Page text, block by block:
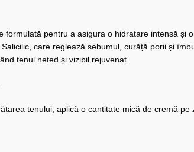
formulată pentru a asigura o hidratare intensă
care reglează sebumul, curăță porii și
tenul neted și vizibil rejuvenat.
tenului, aplică o cantitate mică de cremă